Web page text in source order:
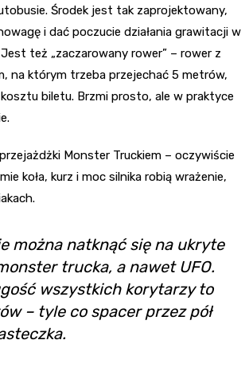
Środek jest tak zaprojektowany,
i dać poczucie działania grawitacji w
też „zaczarowany rower” – rower z
na którym trzeba przejechać 5 metrów,
biletu. Brzmi prosto, ale w praktyce
Monster Truckiem – oczywiście
koła, kurz i moc silnika robią wrażenie,
można natknąć się na ukryte
trucka, a nawet UFO.
wszystkich korytarzy to
– tyle co spacer przez pół